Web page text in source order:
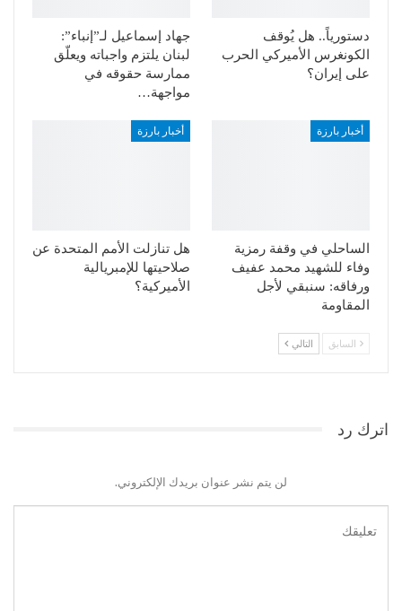
دستورياً.. هل يُوقف
الكونغرس الأميركي الحرب
على إيران؟
جهاد إسماعيل لـ”إنباء”:
لبنان يلتزم واجباته ويعلّق
ممارسة حقوقه في
مواجهة…
أخبار بارزة
الساحلي في وقفة رمزية
وفاء للشهيد محمد عفيف
ورفاقه: سنبقي لأجل
المقاومة
أخبار بارزة
هل تنازلت الأمم المتحدة عن
صلاحيتها للإمبريالية
الأميركية؟
السابق التالي
اترك رد
لن يتم نشر عنوان بريدك الإلكتروني.